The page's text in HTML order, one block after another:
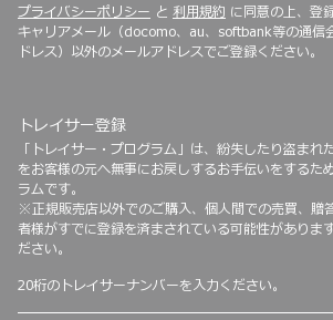
プライバシーポリシー と 利用規約 に同意の上、登
キャリアメール（docomo、au、softbank等の通信
ドレス）以外のメールアドレスでご登録ください。
トレイサー登録
「トレイサー・プログラム」は、紛失したり盗まれ
をお客様の元へ無事にお戻しするお手伝いをするた
ラムです。
※正規販売店以外でのご購入、個人間での売買、贈
者様がすでに登録を済まされている可能性がありま
ださい。